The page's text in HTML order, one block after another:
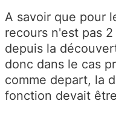
A savoir que pour
recours n'est pas
depuis la
donc dans le cas
comme depart, la
fonction devait